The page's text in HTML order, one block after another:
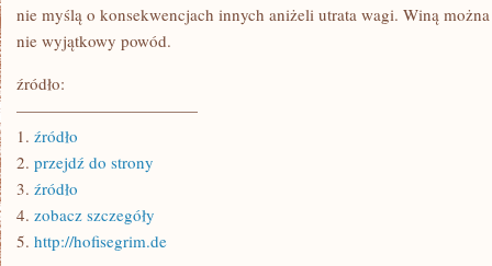
nie myślą o konsekwencjach innych aniżeli utrata wagi. Winą
nie wyjątkowy powód.
źródło:
———————————
1. źródło
2. przejdź do strony
3. źródło
4. zobacz szczegóły
5. http://hofisegrim.de